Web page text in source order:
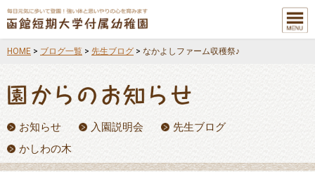
メニュ
HOME > ブログ一覧 > 先生ブログ > なかよしファーム収穫祭♪
お知らせ 入園説明会
先生ブログ
かしわの木